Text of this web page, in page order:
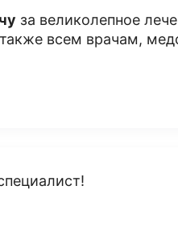
за великолепное
всем врачам,